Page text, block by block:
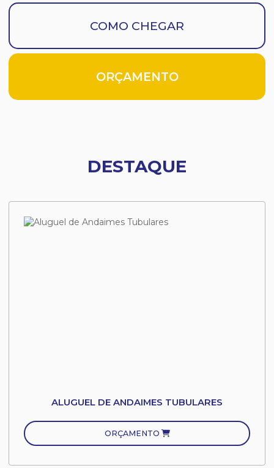
COMO CHEGAR
ORÇAMENTO
DESTAQUE
ALUGUEL DE ANDAIMES TUBULARES
ORÇAMENTO